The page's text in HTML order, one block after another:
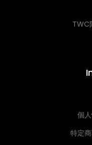
TWC
個
特定